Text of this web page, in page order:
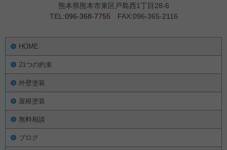
熊本県熊本市東区戸島西1丁目28-6
TEL:096-368-7755 FAX:096-365-2116
HOME
21つの約束
外壁塗装
屋根塗装
無料相談
ブログ